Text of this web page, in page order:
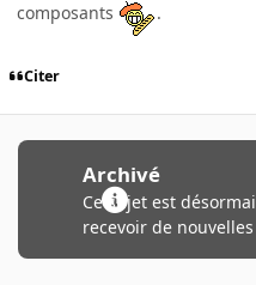
composants
.
Citer
Archivé
Ce sujet est
recevoir de